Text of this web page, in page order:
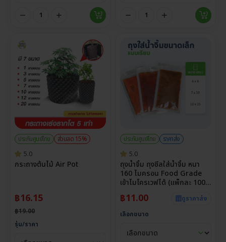
ประกันศูนย์ไทย
ส่วนลด 15%
5.0
กระถางต้นไม้ Air Pot
฿16.15
฿19.00
รุ่น/ราคา
ประกันศูนย์ไทย
ราคาส่ง
5.0
ถุงน้ำจิ้ม ถุงซีลใส่น้ำจิ้ม หนา
160 ไมครอน Food Grade
เข้าไมโครเวฟได้ (แพ็กละ 100
฿11.00
ดูราคาส่ง
เลือกขนาด